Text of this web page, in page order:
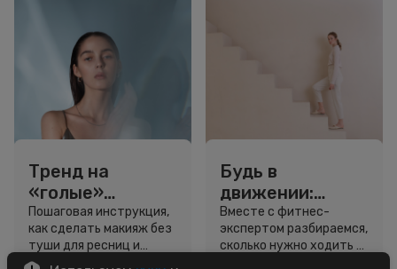
Тренд на
«голые»
ресницы: как
выглядеть
свежо, не
Пошаговая инструкция,
как сделать макияж без
туши для ресниц и
звёздный образ для
Будь в
движении:
сколько нужно
шагов для
красоты и
Вместе с фитнес-
экспертом разбираемся,
сколько нужно ходить и